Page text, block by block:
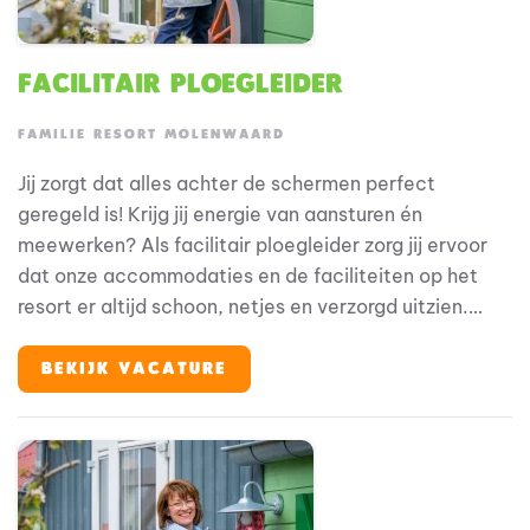
Facilitair ploegleider
FAMILIE RESORT MOLENWAARD
Jij zorgt dat alles achter de schermen perfect
geregeld is! Krijg jij energie van aansturen én
meewerken? Als facilitair ploegleider zorg jij ervoor
dat onze accommodaties en de faciliteiten op het
resort er altijd schoon, netjes en verzorgd uitzien.
zorgeloos genieten van hun verblijf. Je werkt midden
in de operatie, stuurt je team aan en zorgt dat alles
BEKIJK VACATURE